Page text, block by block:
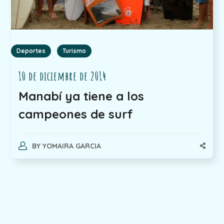
Deportes Turismo
10 de diciembre de 2014
Manabí ya tiene a los
campeones de surf
BY YOMAIRA GARCIA